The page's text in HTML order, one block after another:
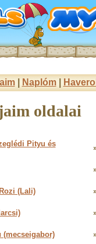
| Naplóm|
oldalai
Pityu és
(Lali)
(mecseigabor)